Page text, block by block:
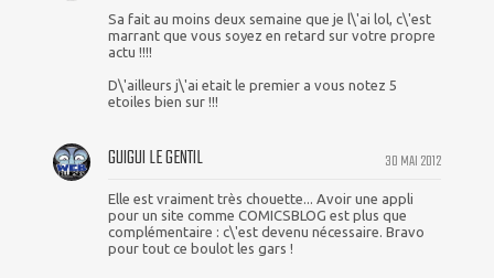
Sa fait au moins deux semaine que je l\'ai lol, c\'est
marrant que vous soyez en retard sur votre propre
actu !!!!
D\'ailleurs j\'ai etait le premier a vous notez 5
etoiles bien sur !!!
30 MAI 2012
GUIGUI LE GENTIL
Elle est vraiment très chouette... Avoir une appli
pour un site comme COMICSBLOG est plus que
complémentaire : c\'est devenu nécessaire. Bravo
pour tout ce boulot les gars !